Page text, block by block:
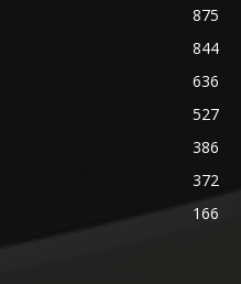
875
844
636
527
386
372
166